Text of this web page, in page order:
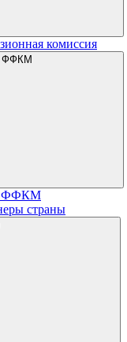
комиссия
ФФКМ
ФФКМ
страны